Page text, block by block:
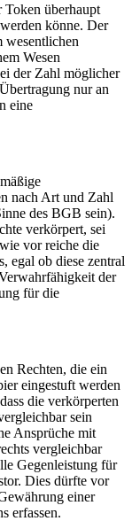
Token überhaupt
könne. Der
wesentlichen
Wesen
der Zahl möglicher
nur an
eine
nach Art und Zahl
des BGB sein).
verkörpert, sei
vor reiche die
egal ob diese zentral
der
für die
Rechten, die ein
eingestuft werden
die verkörperten
sein
Ansprüche mit
vergleichbar
Gegenleistung für
Dies dürfte vor
einer
erfassen.